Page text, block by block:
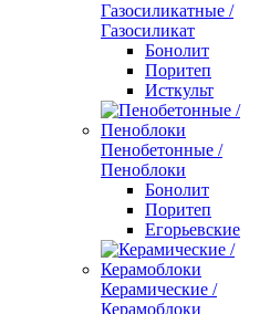
Газосиликатные /
Газосиликат
Бонолит
Поритеп
Исткульт
Пенобетонные /
Пеноблоки
Бонолит
Поритеп
Егорьевские
Керамические /
Керамоблоки